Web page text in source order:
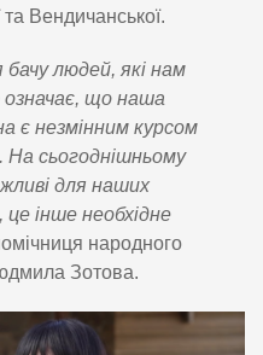
та Вендичанської.
бачу людей, які нам
означає, що наша
є незмінним курсом
На сьогоднішньому
для наших
інше необхідне
народного
Зотова.